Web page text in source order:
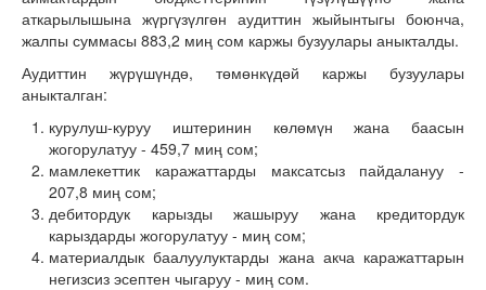
аткарылышына жүргүзүлгөн аудиттин жыйынтыгы боюнча,
жалпы суммасы 883,2 миң сом каржы бузуулары аныкталды.
Аудиттин жүрүшүндө, төмөнкүдөй каржы бузуулары
аныкталган:
курулуш-куруу иштеринин көлөмүн жана баасын
жогорулатуу - 459,7 миң сом;
мамлекеттик каражаттарды максатсыз пайдалануу -
207,8 миң сом;
дебитордук карызды жашыруу жана кредитордук
карыздарды жогорулатуу - миң сом;
материалдык баалуулуктарды жана акча каражаттарын
негизсиз эсептен чыгаруу - миң сом.